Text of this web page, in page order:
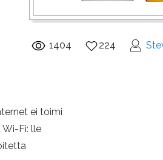
1404 224
ei toimi
Fi: lle